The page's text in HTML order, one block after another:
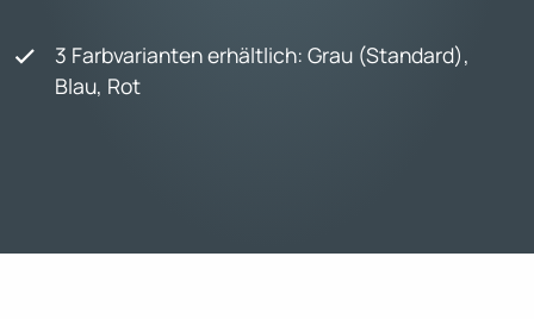
3 Farbvarianten erhältlich: Grau (Standard),
Blau, Rot